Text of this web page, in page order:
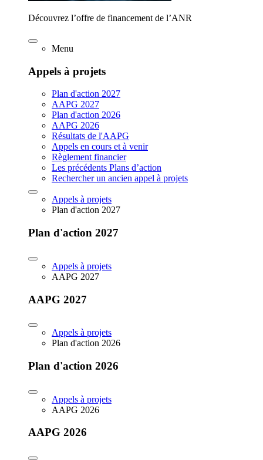
Découvrez l’offre de financement de l’ANR
Menu
Appels à projets
Plan d'action 2027
AAPG 2027
Plan d'action 2026
AAPG 2026
Résultats de l'AAPG
Appels en cours et à venir
Règlement financier
Les précédents Plans d’action
Rechercher un ancien appel à projets
Appels à projets
Plan d'action 2027
Plan d'action 2027
Appels à projets
AAPG 2027
AAPG 2027
Appels à projets
Plan d'action 2026
Plan d'action 2026
Appels à projets
AAPG 2026
AAPG 2026